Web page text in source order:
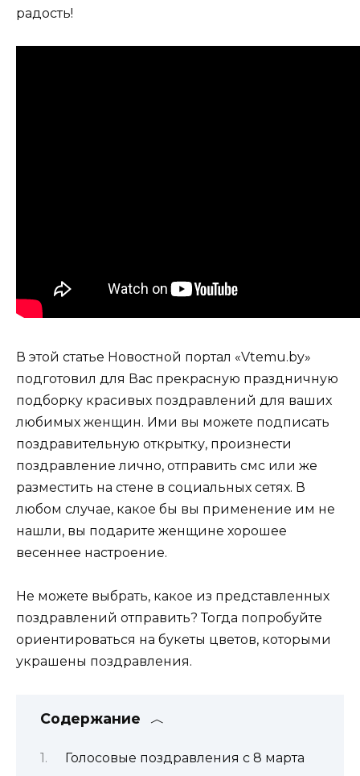
радость!
В этой статье Новостной портал «Vtemu.by»
подготовил для Вас прекрасную праздничную
подборку красивых поздравлений для ваших
любимых женщин. Ими вы можете подписать
поздравительную открытку, произнести
поздравление лично, отправить смс или же
разместить на стене в социальных сетях. В
любом случае, какое бы вы применение им не
нашли, вы подарите женщине хорошее
весеннее настроение.
Не можете выбрать, какое из представленных
поздравлений отправить? Тогда попробуйте
ориентироваться на букеты цветов, которыми
украшены поздравления.
Содержание
Голосовые поздравления с 8 марта